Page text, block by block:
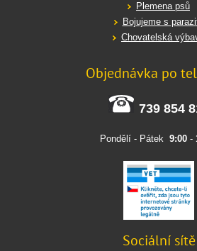
Plemena psů
Bojujeme s
Chovatelská
Objednávka po
739 854
Pondělí - Pátek 9:00-
Sociální sítě